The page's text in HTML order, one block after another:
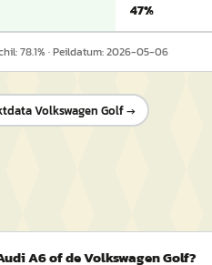
47%
78.1% · Peildatum:2026-05-06
Volkswagen Golf→
A6 of de Volkswagen Golf?